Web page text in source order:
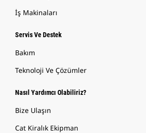
İş Makinaları
Servis Ve Destek
Bakım
Teknoloji Ve Çözümler
Nasıl Yardımcı Olabiliriz?
Bize Ulaşın
Cat Kiralık Ekipman